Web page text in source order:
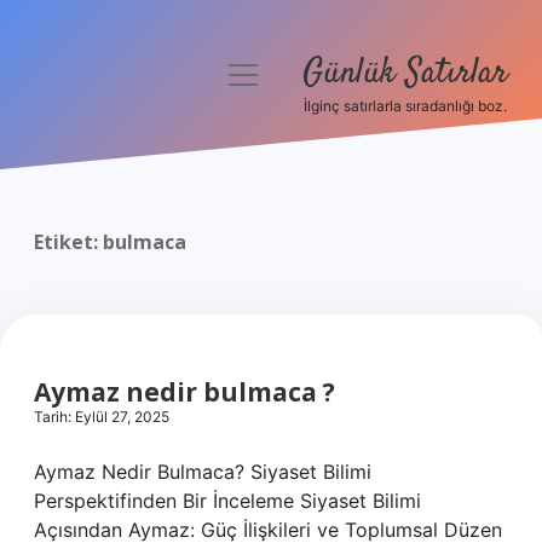
menüyü Günlük Satırlar
İlginç satırlarla sıradanlığı boz.
Etiket: bulmaca
Aymaz nedir bulmaca ?
Tarih: Eylül 27, 2025
Aymaz Nedir Bulmaca? Siyaset Bilimi
Perspektifinden Bir İnceleme Siyaset Bilimi
Açısından Aymaz: Güç İlişkileri ve Toplumsal Düzen